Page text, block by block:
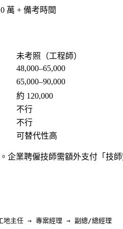
萬 + 備考時間
未考照（工程師）
48,000–65,000
65,000–90,000
約 120,000
不行
不行
可替代性高
企業聘僱技師需額外支付「技師